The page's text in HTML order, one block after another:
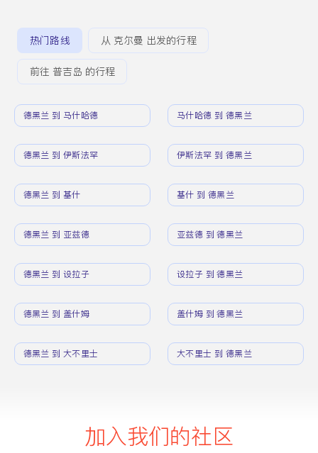
热门路线 从 克尔曼 出发的行程
前往 普吉岛 的行程
德黑兰 到 马什哈德 马什哈德 到 德黑兰
德黑兰 到 伊斯法罕 伊斯法罕 到 德黑兰
德黑兰 到 基什 基什 到 德黑兰
德黑兰 到 亚兹德 亚兹德 到 德黑兰
德黑兰 到 设拉子 设拉子 到 德黑兰
德黑兰 到 盖什姆 盖什姆 到 德黑兰
德黑兰 到 大不里士 大不里士 到 德黑兰
加入我们的社区